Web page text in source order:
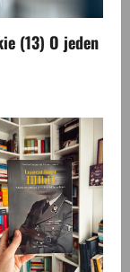
(13) O jeden